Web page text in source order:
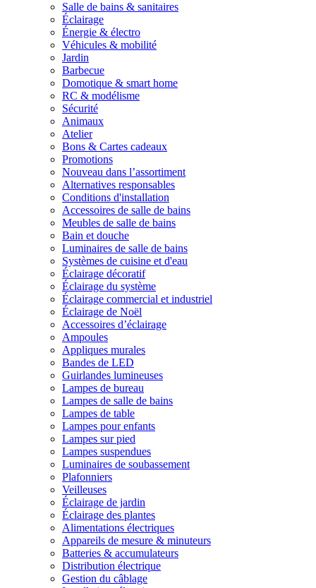
Salle de bains & sanitaires
Éclairage
Énergie & électro
Véhicules & mobilité
Jardin
Barbecue
Domotique & smart home
RC & modélisme
Sécurité
Animaux
Atelier
Bons & Cartes cadeaux
Promotions
Nouveau dans l’assortiment
Alternatives responsables
Conditions d'installation
Accessoires de salle de bains
Meubles de salle de bains
Bain et douche
Luminaires de salle de bains
Systèmes de cuisine et d'eau
Éclairage décoratif
Éclairage du système
Éclairage commercial et industriel
Éclairage de Noël
Accessoires d’éclairage
Ampoules
Appliques murales
Bandes de LED
Guirlandes lumineuses
Lampes de bureau
Lampes de salle de bains
Lampes de table
Lampes pour enfants
Lampes sur pied
Lampes suspendues
Luminaires de soubassement
Plafonniers
Veilleuses
Éclairage de jardin
Éclairage des plantes
Alimentations électriques
Appareils de mesure & minuteurs
Batteries & accumulateurs
Distribution électrique
Gestion du câblage